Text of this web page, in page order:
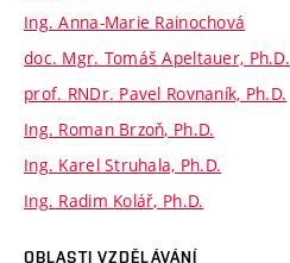
Ing. Anna-Marie Rainochová
doc. Mgr. Tomáš Apeltauer, Ph.D.
prof. RNDr. Pavel Rovnaník, Ph.D.
Ing. Roman Brzoň, Ph.D.
Ing. Karel Struhala, Ph.D.
Ing. Radim Kolář, Ph.D.
OBLASTI VZDĚLÁVÁNÍ